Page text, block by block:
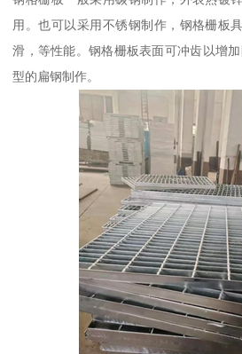
用。也可以采用不锈钢制作，钢格栅板
滑，等性能。钢格栅板表面可冲齿以增
型的扁钢制作。